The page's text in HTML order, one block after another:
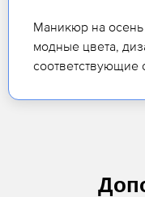
Маникюр на осень
модные цвета,
соответствующие